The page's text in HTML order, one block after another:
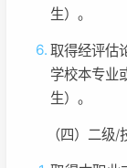
生）。
取得经评估
学校本专业
生）。
（四）二级/技